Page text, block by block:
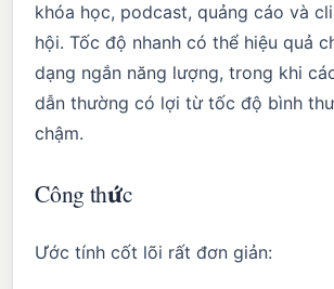
khóa học, podcast, quảng cáo và
hội. Tốc độ nhanh có thể hiệu quả
dạng ngắn năng lượng, trong khi
dẫn thường có lợi từ tốc độ bình
chậm.
Công thức
Ước tính cốt lõi rất đơn giản: